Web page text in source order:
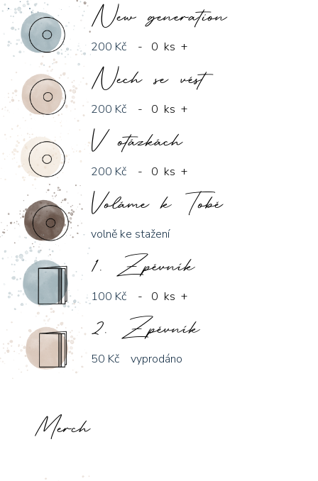
New generation
200 Kč - 0 ks +
Nech se vést
200 Kč - 0 ks +
V otázkách
200 Kč - 0 ks +
Voláme k Tobě
volně ke stažení
1. Zpěvník
100 Kč - 0 ks +
2. Zpěvník
50 Kč vyprodáno
Merch